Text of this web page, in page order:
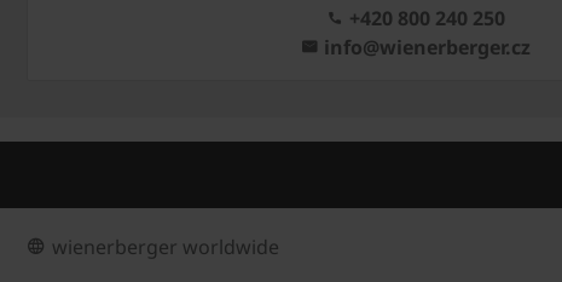
+420 800 240 250
info@wienerberger.cz
wienerberger worldwide